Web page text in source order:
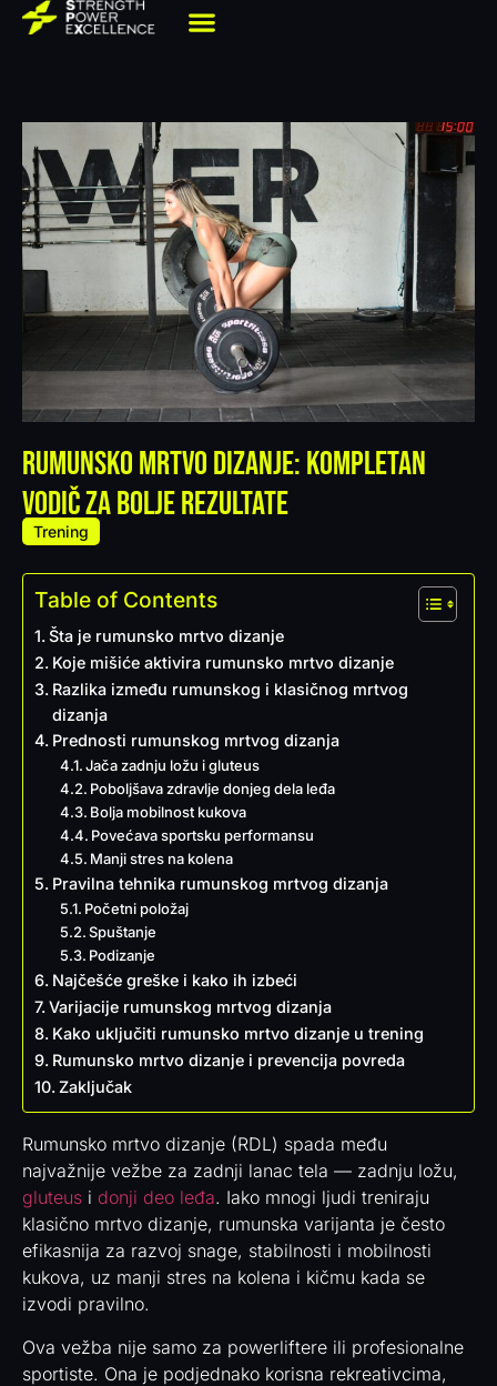
Rumunsko mrtvo dizanje: Kompletan
vodič za bolje rezultate
Trening
Table of Contents
Šta je rumunsko mrtvo dizanje
Koje mišiće aktivira rumunsko mrtvo dizanje
Razlika između rumunskog i klasičnog mrtvog
dizanja
Prednosti rumunskog mrtvog dizanja
Jača zadnju ložu i gluteus
Poboljšava zdravlje donjeg dela leđa
Bolja mobilnost kukova
Povećava sportsku performansu
Manji stres na kolena
Pravilna tehnika rumunskog mrtvog dizanja
Početni položaj
Spuštanje
Podizanje
Najčešće greške i kako ih izbeći
Varijacije rumunskog mrtvog dizanja
Kako uključiti rumunsko mrtvo dizanje u trening
Rumunsko mrtvo dizanje i prevencija povreda
Zaključak
Rumunsko mrtvo dizanje (RDL) spada među
najvažnije vežbe za zadnji lanac tela — zadnju ložu,
gluteus i donji deo leđa. Iako mnogi ljudi treniraju
klasično mrtvo dizanje, rumunska varijanta je često
efikasnija za razvoj snage, stabilnosti i mobilnosti
kukova, uz manji stres na kolena i kičmu kada se
izvodi pravilno.
Ova vežba nije samo za powerliftere ili profesionalne
sportiste. Ona je podjednako korisna rekreativcima,